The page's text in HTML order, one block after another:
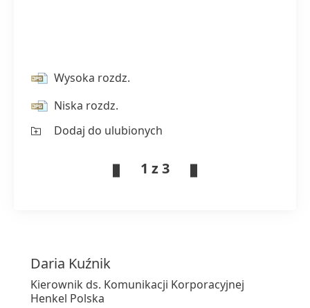
Wysoka rozdz.
Niska rozdz.
Dodaj do ulubionych
1 z 3
Daria Kuźnik
Kierownik ds. Komunikacji Korporacyjnej
Henkel Polska